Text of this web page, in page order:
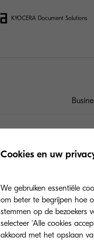
KYOCERA Document Solutions
Cookies en uw
We gebruiken essentiële
om beter te begrijpen hoe
stemmen op de bezoekers
selecteer 'Alle cookies
akkoord met het opslaan